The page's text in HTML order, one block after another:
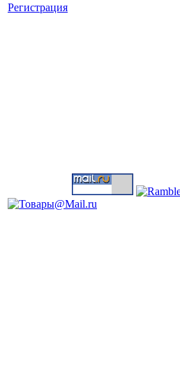
Регистрация